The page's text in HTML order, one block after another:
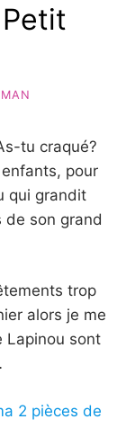
tu craqué?
pour
qui grandit
de son grand
trop
alors je me
Lapinou sont
2 pièces de